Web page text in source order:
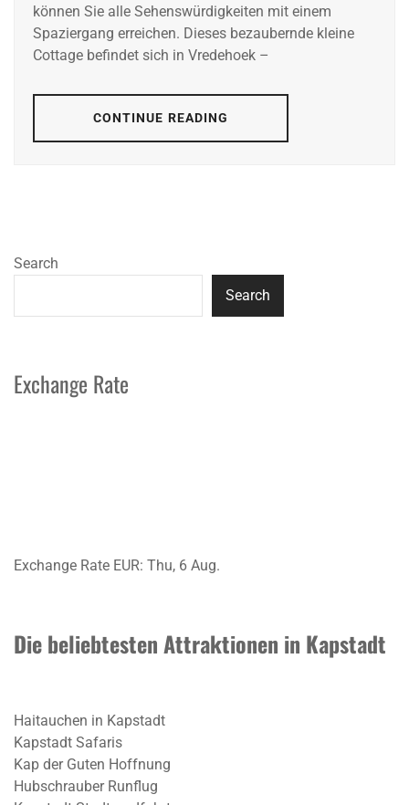
können Sie alle Sehenswürdigkeiten mit einem
Spaziergang erreichen. Dieses bezaubernde kleine
Cottage befindet sich in Vredehoek –
CONTINUE READING
Search
Search
Exchange Rate
Exchange Rate EUR: Thu, 6 Aug.
Die beliebtesten Attraktionen in Kapstadt
Haitauchen in Kapstadt
Kapstadt Safaris
Kap der Guten Hoffnung
Hubschrauber Runflug